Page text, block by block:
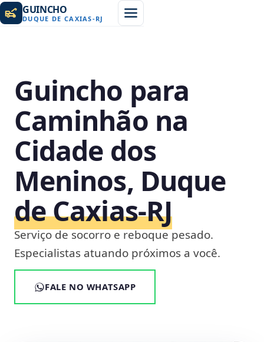
GUINCHO
DUQUE DE CAXIAS-RJ
Guincho para
Caminhão na
Cidade dos
Meninos, Duque
de Caxias‑RJ
Serviço de socorro e reboque pesado.
Especialistas atuando próximos a você.
FALE NO WHATSAPP